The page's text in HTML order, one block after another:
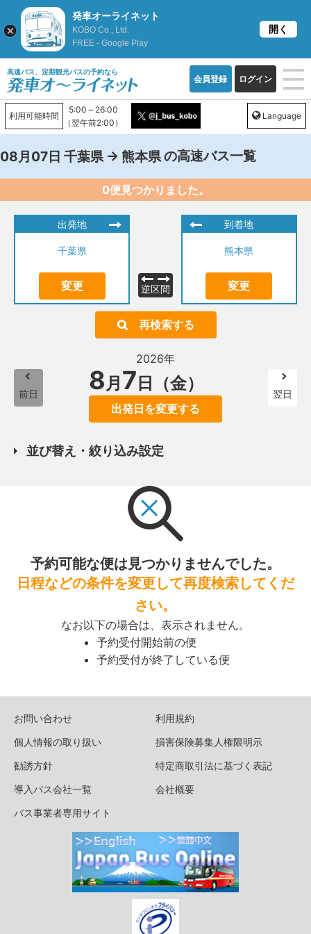
高速バス、定期観光バスの予約なら
会員登録 ログイン
利用可能時間
5:00～26:00
（翌午前2:00）
Language
08月07日 千葉県 → 熊本県の高速バス一覧
0便見つかりました。
出発地
千葉県
変更 逆区間
到着地
熊本県
変更
再検索する
前日
2026年
8月 7 日（金）
出発日を変更する
翌日
並び替え・絞り込み設定
予約可能な便は見つかりませんでした。
日程などの条件を変更して再度検索してくだ
さい。
なお以下の場合は、表示されません。
予約受付開始前の便
予約受付が終了している便
お問い合わせ
利用規約
個人情報の取り扱い
損害保険募集人権限明示
勧誘方針
特定商取引法に基づく表記
導入バス会社一覧
会社概要
バス事業者専用サイト
発車オーライネット
KOBO Co., Ltd.
FREE - Google Play
開く